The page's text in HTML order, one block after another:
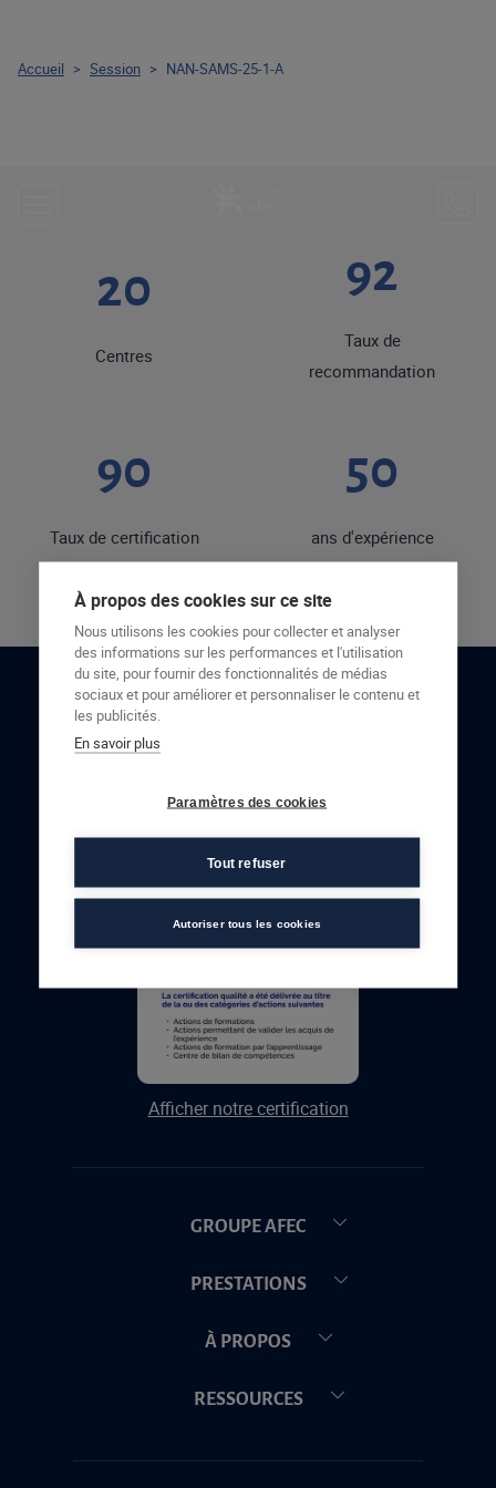
20
Centres
92
Taux de
recommandation
90
Taux de certification
50
ans d'expérience
RESTONS EN CONTACT
Afficher notre certification
GROUPE AFEC
PRESTATIONS
À PROPOS
RESSOURCES
Accueil > Session > NAN-SAMS-25-1-A
À propos des cookies sur ce site
Nous utilisons les cookies pour collecter et analyser
des informations sur les performances et l'utilisation
du site, pour fournir des fonctionnalités de médias
sociaux et pour améliorer et personnaliser le contenu et
les publicités.
En savoir plus
Paramètres des cookies
Tout refuser
Autoriser tous les cookies